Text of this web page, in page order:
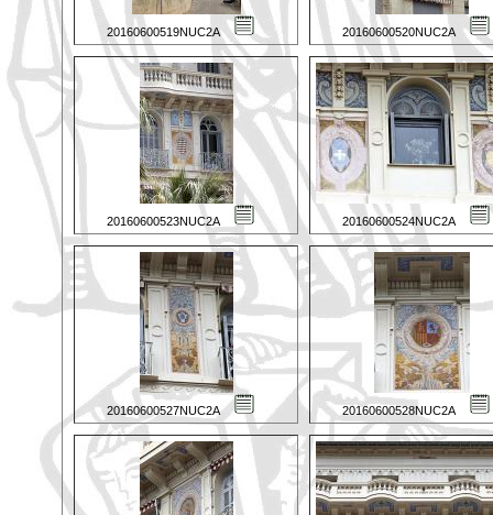
20160600519NUC2A 20160600520NUC2A
20160600523NUC2A 20160600524NUC2A
20160600527NUC2A 20160600528NUC2A